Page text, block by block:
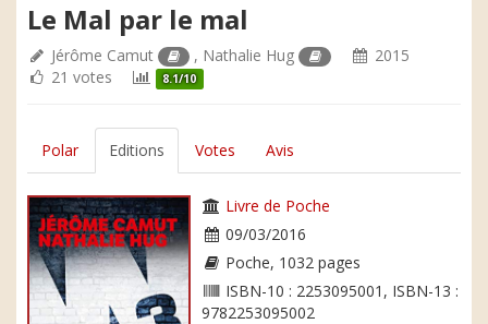
Le Mal par le mal
Jérôme Camut , Nathalie Hug
2015
21 votes
8.1/10
Polar Editions Votes Avis
Livre de Poche
09/03/2016
Poche, 1032 pages
ISBN-10 : 2253095001, ISBN-13 :
9782253095002